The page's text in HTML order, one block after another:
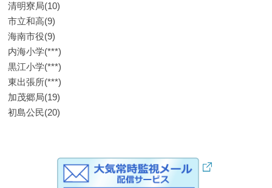
清明寮局(10)
市立和高(9)
海南市役(9)
内海小学(***)
黒江小学(***)
東出張所(***)
加茂郷局(19)
初島公民(20)